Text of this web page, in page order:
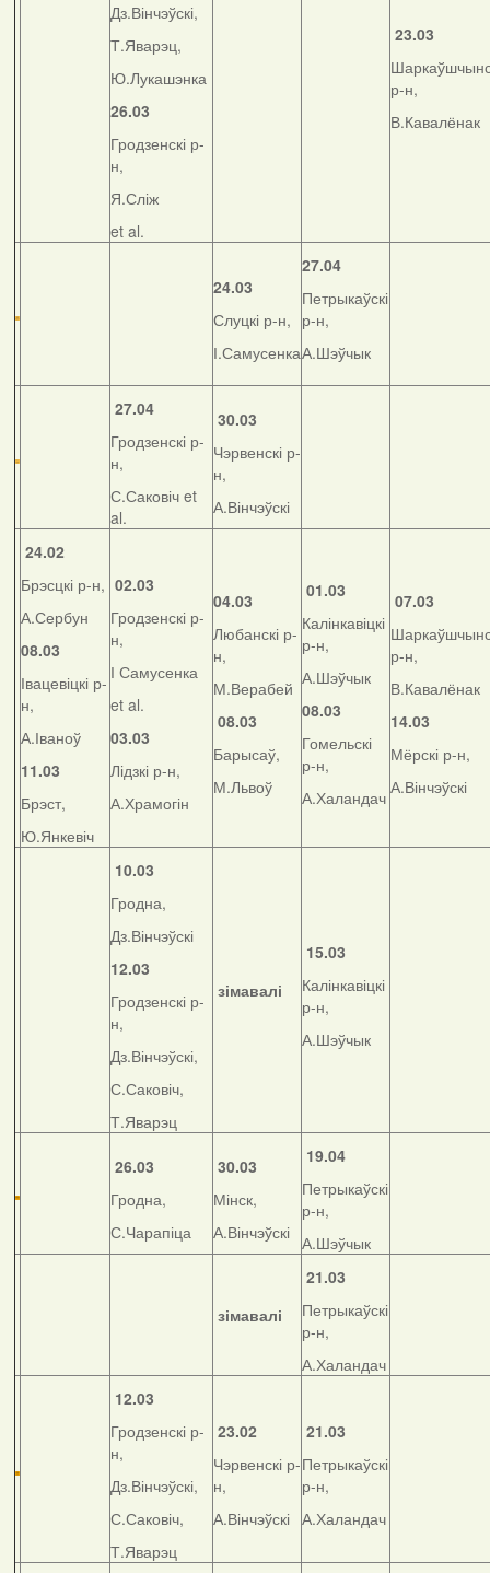
Дз.Вінчэўскі,
Т.Яварэц,
Ю.Лукашэнка
26.03
Гродзенскі р-
н,
Я.Сліж
et al.
23.03
р-н,
В.Кавалёнак
24.03
Слуцкі р-н,
І.Самусенка
27.04
Петрыкаўскі
р-н,
А.Шэўчык
27.04
Гродзенскі р-
н,
С.Саковіч et
al.
30.03
Чэрвенскі р-
н,
А.Вінчэўскі
24.02
Брэсцкі р-н,
А.Сербун
08.03
Івацевіцкі р-
н,
А.Іваноў
11.03
Брэст,
Ю.Янкевіч
02.03
Гродзенскі р-
н,
І Самусенка
et al.
03.03
Лідзкі р-н,
А.Храмогін
04.03
Любанскі р-
н,
М.Верабей
08.03
Барысаў,
М.Львоў
01.03
Калінкавіцкі
р-н,
А.Шэўчык
08.03
Гомельскі
р-н,
А.Халандач
07.03
р-н,
В.Кавалёнак
14.03
Мёрскі р-н,
А.Вінчэўскі
10.03
Гродна,
Дз.Вінчэўскі
12.03
Гродзенскі р-
н,
Дз.Вінчэўскі,
С.Саковіч,
Т.Яварэц
зімавалі
15.03
Калінкавіцкі
р-н,
А.Шэўчык
26.03
Гродна,
С.Чарапіца
30.03
Мінск,
А.Вінчэўскі
19.04
Петрыкаўскі
р-н,
А.Шэўчык
зімавалі
21.03
Петрыкаўскі
р-н,
А.Халандач
12.03
Гродзенскі р-
н,
Дз.Вінчэўскі,
С.Саковіч,
Т.Яварэц
23.02
Чэрвенскі р-
н,
А.Вінчэўскі
21.03
Петрыкаўскі
р-н,
А.Халандач